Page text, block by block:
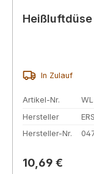
Heißluftdüse
In Zulauf
Artikel-Nr.
Hersteller
Hersteller-Nr.
Regulärer
10,69 €